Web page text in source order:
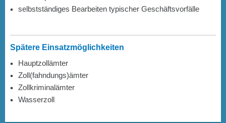
selbstständiges Bearbeiten typischer Geschäftsvorfälle
Spätere Einsatzmöglichkeiten
Hauptzollämter
Zoll(fahndungs)ämter
Zollkriminalämter
Wasserzoll